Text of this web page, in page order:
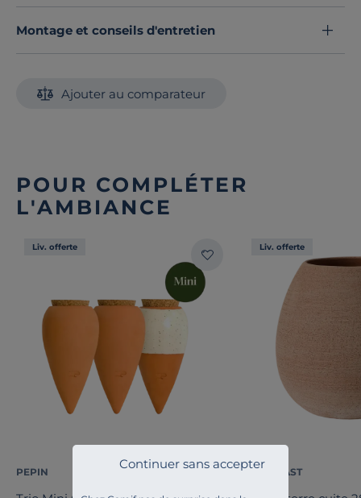
Continuer sans accepter
Montage et conseils d'entretien
Ajouter au comparateur
POUR COMPLÉTER
L'AMBIANCE
Liv. offerte
PEPIN
Liv. offerte
TERAPLAST